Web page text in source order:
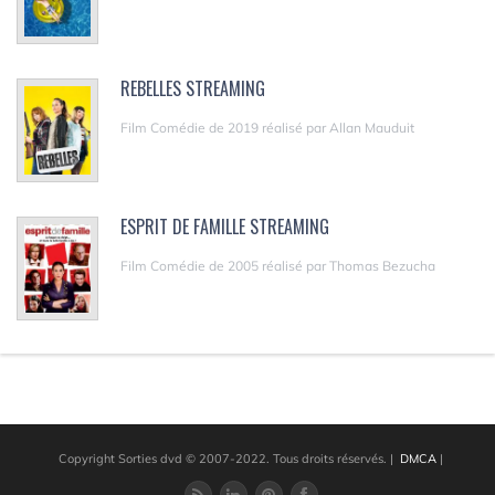
REBELLES STREAMING
Film Comédie de 2019 réalisé par Allan Mauduit
ESPRIT DE FAMILLE STREAMING
Film Comédie de 2005 réalisé par Thomas Bezucha
Copyright Sorties dvd © 2007-2022. Tous droits réservés. | DMCA|